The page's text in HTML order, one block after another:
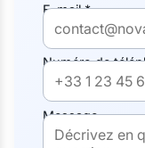
E-mail *
Numéro de
Message